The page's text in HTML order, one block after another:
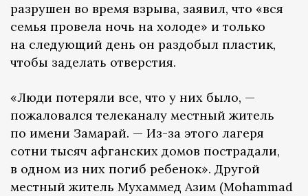
разрушен во время взрыва, заявил, что «вся
семья провела ночь на холоде» и только
на следующий день он раздобыл пластик,
чтобы заделать отверстия.
«Люди потеряли все, что у них было, —
пожаловался телеканалу местный житель
по имени Замарай. — Из-за этого лагеря
сотни тысяч афганских домов пострадали,
в одном из них погиб ребенок». Другой
местный житель Мухаммед Азим (Mohammad